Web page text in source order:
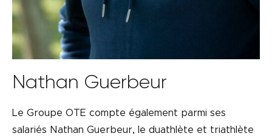
Nathan Guerbeur
Le Groupe OTE compte également parmi ses
salariés Nathan Guerbeur, le duathlète et triathlète